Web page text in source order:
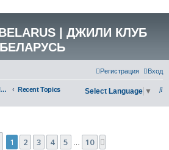
BELARUS | ДЖИЛИ КЛУБ
БЕЛАРУСЬ
Вход
Регистрация
@GEELYCLUBBY Recent Topics
П
Select Language ▼
Страница1из10
1 2 3 4 5 10